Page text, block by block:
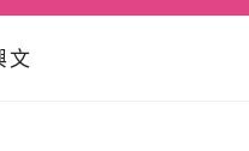
文